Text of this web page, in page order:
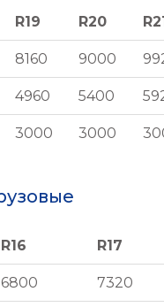
R19 R20
R19 R20
8160 9000
4960 5400
3000 3000
R16 R17
R16 R17
6800 7320